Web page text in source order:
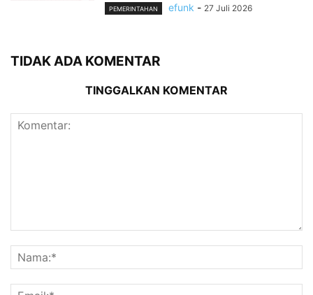
PEMERINTAHAN efunk - 27 Juli 2026
TIDAK ADA KOMENTAR
TINGGALKAN KOMENTAR